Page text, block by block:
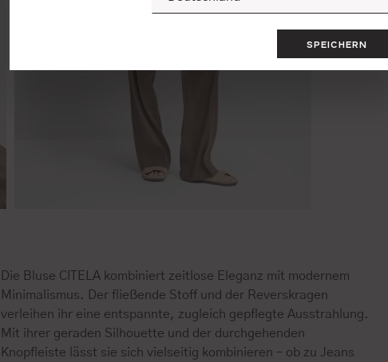
Die Bluse CITELA kombiniert zeitlose Eleganz mit modernem
Minimalismus. Der fließende Stoff und der Reverskragen
verleihen ihr eine entspannte, zugleich gepflegte Ausstrahlung.
Mit ihrer geraden Silhouette und der durchgehenden
Knopfleiste lässt sie sich vielseitig kombinieren – ob zu Jeans
SPEICHERN